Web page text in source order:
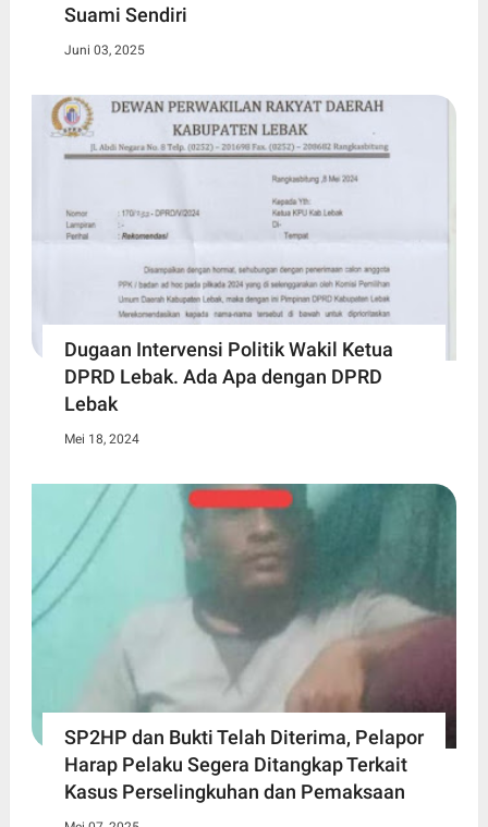
Suami Sendiri
Juni 03, 2025
Dugaan Intervensi Politik Wakil Ketua
DPRD Lebak. Ada Apa dengan DPRD
Lebak
Mei 18, 2024
SP2HP dan Bukti Telah Diterima, Pelapor
Harap Pelaku Segera Ditangkap Terkait
Kasus Perselingkuhan dan Pemaksaan